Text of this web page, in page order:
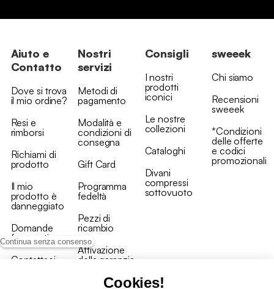
Continua senza consenso
Cookies!
Aiuto e
Contatto
Dove si trova
il mio ordine?
Resi e
rimborsi
Richiami di
prodotto
Il mio
prodotto è
danneggiato
Domande
frequenti
Contattaci
Nostri
servizi
Metodi di
pagamento
Modalità e
condizioni di
consegna
Gift Card
Programma
fedeltà
Pezzi di
ricambio
Attivazione
della garanzia
Consigli
I nostri
prodotti
iconici
Le nostre
collezioni
Cataloghi
Divani
compressi
sottovuoto
sweeek
Chi siamo
Recensioni
sweeek
*Condizioni
delle offerte
e codici
promozionali